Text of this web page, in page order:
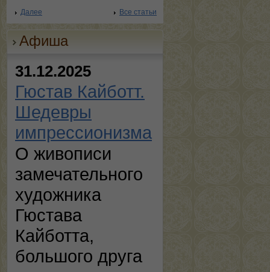
Далее Все статьи
Афиша
31.12.2025
Гюстав Кайботт.
Шедевры
импрессионизма
О живописи
замечательного
художника
Гюстава
Кайботта,
большого друга